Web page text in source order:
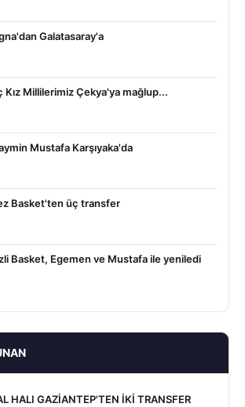
Galatasaray'a
Kız Millilerimiz Çekya'ya mağlup...
Mustafa Karşıyaka'da
Basket'ten üç transfer
Basket, Egemen ve Mustafa ile yeniledi
HALI GAZİANTEP'TEN İKİ TRANSFER